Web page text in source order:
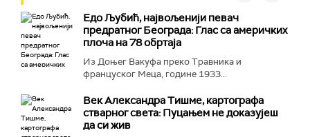
Едо Љубић, највољенији певач
предратног Београда: Глас са америчких
плоча на 78 обртаја
Из Доњег Вакуфа преко Травника и
француског Меца, године 1933...
Век Александра Тишме, картографа
стварног света: Пуцањем не доказујеш
да си жив